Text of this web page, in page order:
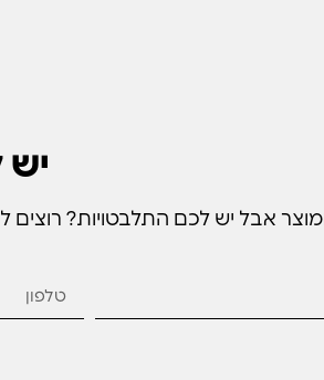
יש
אבל יש לכם התלבטויות? רוצים